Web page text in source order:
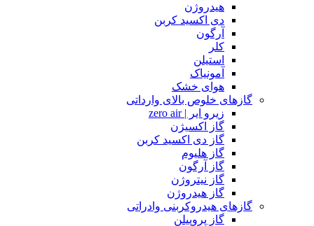
هیدروژن
دی اکسید کربن
آرگون
کلر
استیلن
آمونیاک
هوای خشک
گازهای خلوص بالای وارداتی
زیرو ایر | zero air
گاز اکسیژن
گاز دی اکسید کربن
گاز هلیوم
گاز آرگون
گاز نیتروژن
گاز هیدروژن
گازهای هیدروکربنی وادراتی
گاز پروپیلن